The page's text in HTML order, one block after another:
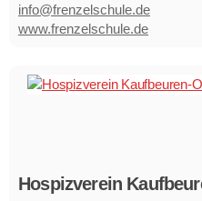
info@frenzelschule.de
www.frenzelschule.de
Hospizverein